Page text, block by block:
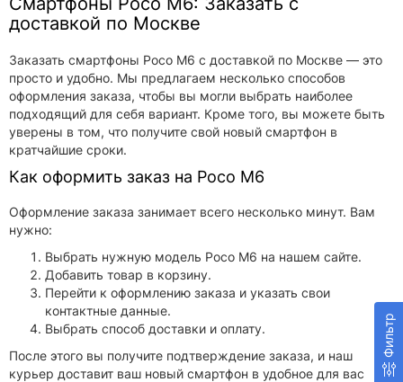
Фильтр
доставкой по Москве
Заказать смартфоны Poco M6 с доставкой по Москве — это
просто и удобно. Мы предлагаем несколько способов
оформления заказа, чтобы вы могли выбрать наиболее
подходящий для себя вариант. Кроме того, вы можете быть
уверены в том, что получите свой новый смартфон в
кратчайшие сроки.
Как оформить заказ на Poco M6
Оформление заказа занимает всего несколько минут. Вам
нужно:
Выбрать нужную модель Poco M6 на нашем сайте.
Добавить товар в корзину.
Перейти к оформлению заказа и указать свои
контактные данные.
Выбрать способ доставки и оплату.
После этого вы получите подтверждение заказа, и наш
курьер доставит ваш новый смартфон в удобное для вас